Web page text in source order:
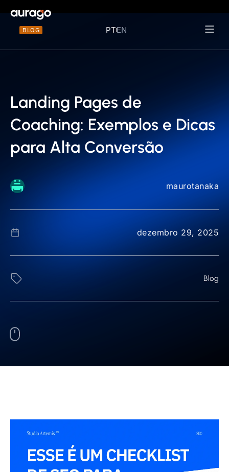
BLOG PTEN
Landing Pages de
Coaching: Exemplos e Dicas
para Alta Conversão
maurotanaka
dezembro 29, 2025
Blog